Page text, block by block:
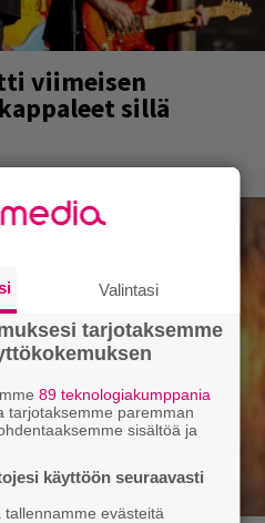
viimeisen
sillä
Valintasi
tarjotaksemme
89 teknologiakumppania
tarjotaksemme paremman
sisältöä ja
käyttöön seuraavasti
evästeitä